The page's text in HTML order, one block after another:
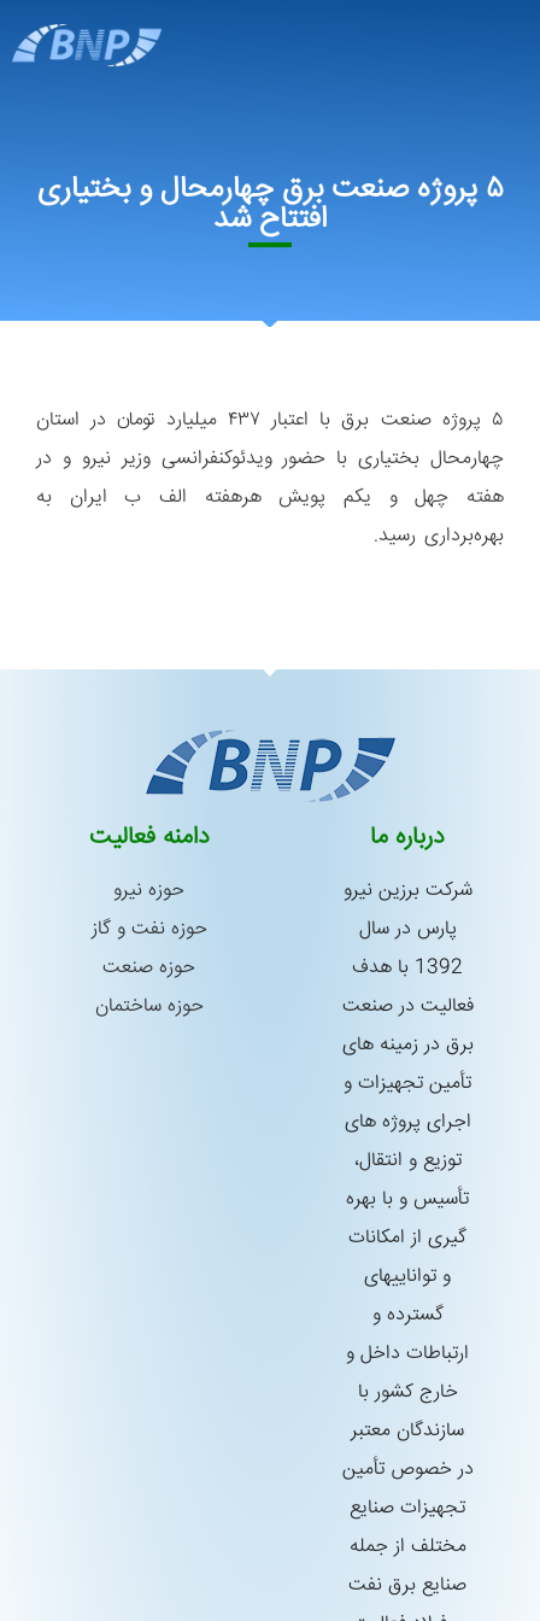
۵ پروژه صنعت برق چهارمحال و بختیاری
افتتاح شد
۵ پروژه صنعت برق با اعتبار ۴۳۷ میلیارد تومان در استان
چهارمحال بختیاری با حضور ویدئوکنفرانسی وزیر نیرو و در
هفته چهل و یکم پویش هرهفته الف ب ایران به
بهره‌برداری رسید.
درباره ما
شركت برزین نیرو
پارس در سال
1392 با هدف
فعالیت در صنعت
برق در زمینه های
تأمین تجهیزات و
اجرای پروژه های
توزیع و انتقال،
تأسیس و با بهره
گیری از امكانات
و تواناییهای
گسترده و
ارتباطات داخل و
خارج كشور با
سازندگان معتبر
در خصوص تأمین
تجهیزات صنایع
مختلف از جمله
صنایع برق نفت
دامنه فعالیت
حوزه نیرو
حوزه نفت و گاز
حوزه صنعت
حوزه ساختمان